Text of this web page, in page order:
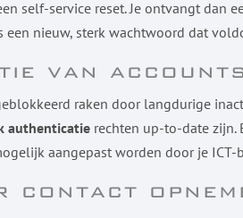
self-service reset. Je ontvangt dan
een nieuw, sterk wachtwoord dat
van
raken door langdurige
authenticatie rechten up-to-date
aangepast worden door je ICT-
contact